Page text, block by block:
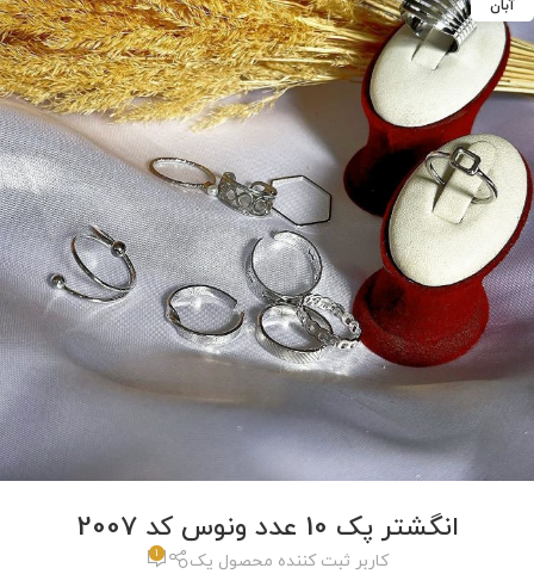
آبان
انگشتر پک 10 عدد ونوس کد 2007
کاربر ثبت کننده محصول یک 1